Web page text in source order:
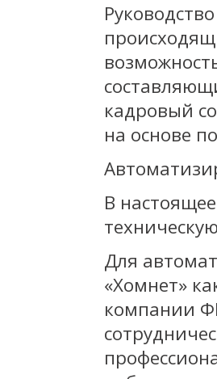
кадровый
на основе
В
Для
«Хомнет»
компании